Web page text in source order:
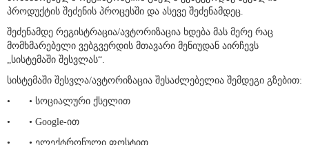
მომხმარებელს რეგისტრაციის გავლა ვებგვერდზე შეუძლია
პროდუქტის შეძენის პროცესში და ასევე შეძენამდეც.
შეძენამდე რეგისტრაცია/ავტორიზაცია ხდება მას მერე რაც
მომხმარებელი ვებგვერდის მთავარი მენიუდან აირჩევს
„სისტემაში შესვლას“.
სისტემაში შესვლა/ავტორიზაცია შესაძლებელია შემდეგი გზებით:
• სოციალური ქსელით